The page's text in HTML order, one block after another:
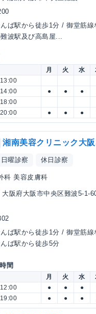
ば駅から徒歩1分 / 御堂筋
波駅及び高島屋...
月 火 水
● ● ●
● ● ●
湘南美容クリニック大
日曜診察 休日診察
科 美容皮膚科
阪府大阪市中央区難波5-1-
ば駅から徒歩1分 / 御堂筋
ば駅から徒歩5分
間
月 火 水
● ● ●
● ● ●